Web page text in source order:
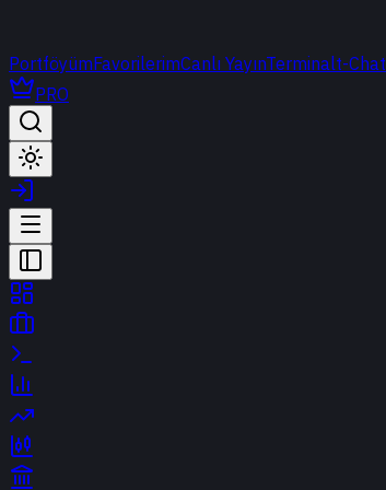
PortföyümFavorilerimCanlı YayınTerminalt-Chat
PRO